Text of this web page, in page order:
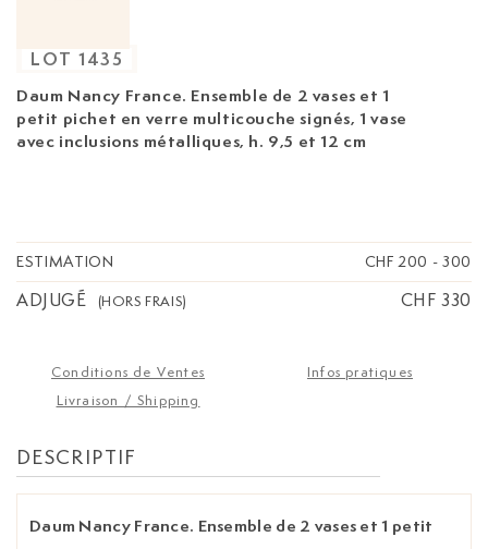
Daum Nancy France. Ensemble de 2 vases et 1
petit pichet en verre multicouche signés, 1 vase
avec inclusions métalliques, h. 9,5 et 12 cm
LOT 1435
ESTIMATION CHF 200 - 300
ADJUGÉ (HORS FRAIS) CHF 330
Conditions de Ventes
Infos pratiques
Livraison / Shipping
DESCRIPTIF
Daum Nancy France. Ensemble de 2 vases et 1 petit